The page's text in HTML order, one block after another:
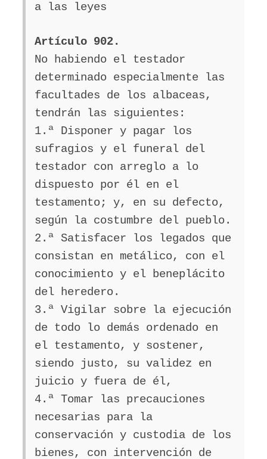
a las leyes
Artículo 902.
No habiendo el testador
determinado especialmente las
facultades de los albaceas,
tendrán las siguientes:
1.ª Disponer y pagar los
sufragios y el funeral del
testador con arreglo a lo
dispuesto por él en el
testamento; y, en su defecto,
según la costumbre del pueblo.
2.ª Satisfacer los legados que
consistan en metálico, con el
conocimiento y el beneplácito
del heredero.
3.ª Vigilar sobre la ejecución
de todo lo demás ordenado en
el testamento, y sostener,
siendo justo, su validez en
juicio y fuera de él,
4.ª Tomar las precauciones
necesarias para la
conservación y custodia de los
bienes, con intervención de